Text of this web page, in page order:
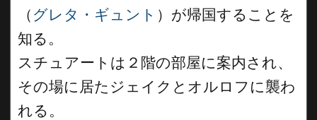
（ グレタ・ギュント ）が帰国することを
知る。
スチュアートは２階の部屋に案内され、
その場に居たジェイクとオルロフに襲わ
れる。